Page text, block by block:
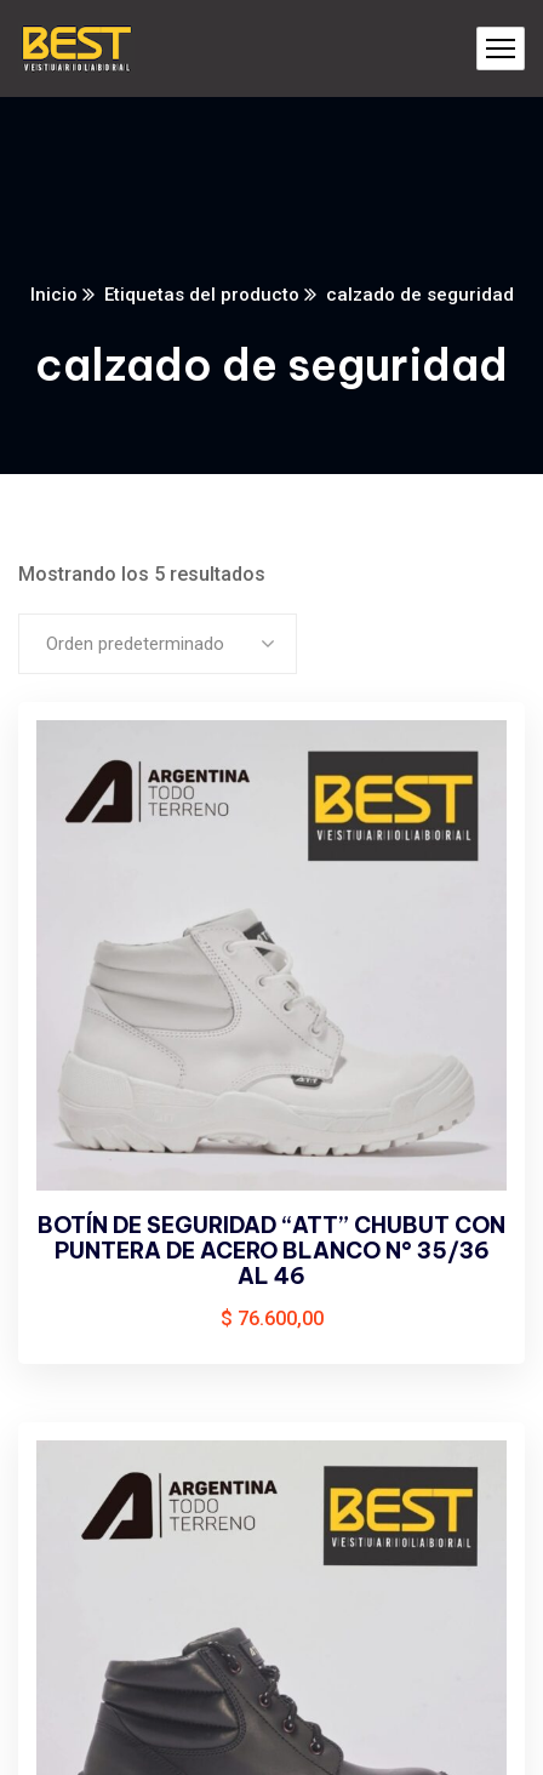
Inicio Etiquetas del producto calzado de seguridad
calzado de seguridad
Mostrando los 5 resultados
Orden predeterminado
BOTÍN DE SEGURIDAD “ATT” CHUBUT CON
PUNTERA DE ACERO BLANCO N° 35/36
AL 46
$ 76.600,00